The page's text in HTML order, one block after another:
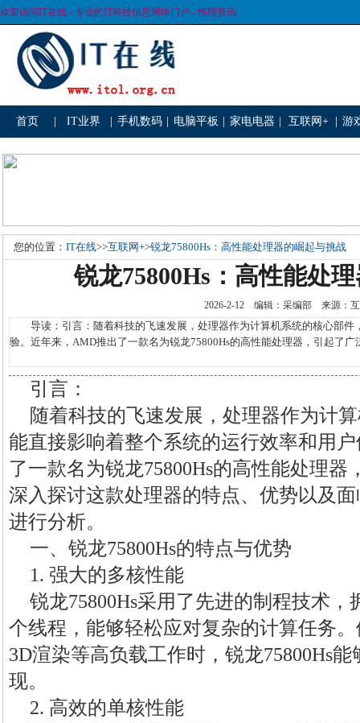
欢迎访问IT在线 - 专业的IT科技信息网络门户 - 惟翔资讯
首页 IT业界 手机数码 电脑平板 家电电器 互联网+ 游
您的位置： IT在线>>互联网+>锐龙75800Hs：高性能处理器的崛起与挑战
锐龙75800Hs：高性能处
2026-2-12 编辑：采编部 来源：
导读：引言：随着科技的飞速发展，处理器作为计算机系统的核心部件
验。近年来，AMD推出了一款名为锐龙75800Hs的高性能处理器，引起了
引言：
随着科技的飞速发展，处理器作为计
能直接影响着整个系统的运行效率和用
了一款名为锐龙75800Hs的高性能处理
深入探讨这款处理器的特点、优势以及
进行分析。
一、锐龙75800Hs的特点与优势
1. 强大的多核性能
锐龙75800Hs采用了先进的制程技术，
个线程，能够轻松应对复杂的计算任务
3D渲染等高负载工作时，锐龙75800Hs
现。
2. 高效的单核性能